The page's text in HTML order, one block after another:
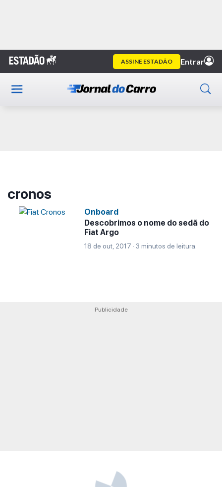
Home cronos
Publicidade
cronos
Onboard
Descobrimos o nome do sedã do
Fiat Argo
18 de out, 2017 · 3 minutos de leitura.
Publicidade